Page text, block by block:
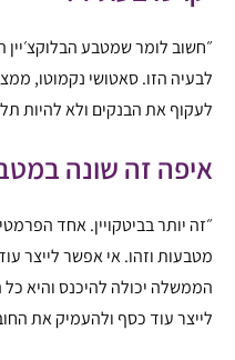
״חשוב לומר שמטבע
לבעיה הזו. סאטושי נקמוטו,
לעקוף את הבנקים ולא להיות
איפה זה שונה
מטבעות וזהו. אי אפשר לייצר
הממשלה יכולה להיכנס והיא
לייצר עוד כסף ולהעמיק את